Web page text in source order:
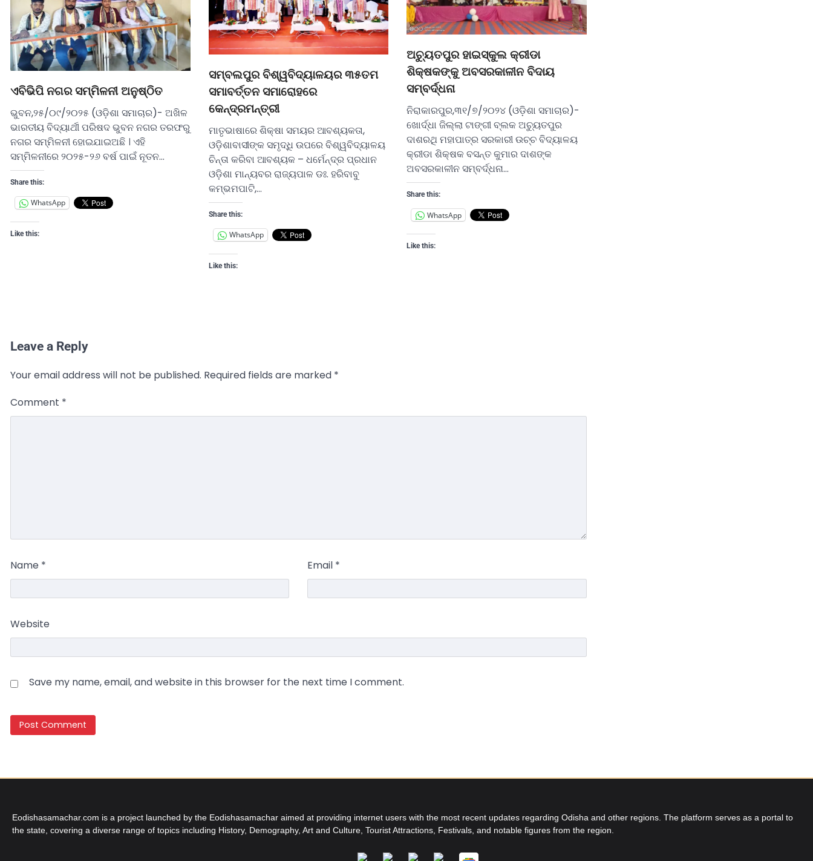
ଏବିଭିପି ନଗର ସମ୍ମିଳନୀ ଅନୁଷ୍ଠିତ
ଭୁବନ,୨୫/୦୯/୨୦୨୫ (ଓଡ଼ିଶା ସମାଚାର)- ଅଖିଳ
ଭାରତୀୟ ବିଦ୍ୟାର୍ଥୀ ପରିଷଦ ଭୁବନ ନଗର ତରଫରୁ
ନଗର ସମ୍ମିଳନୀ ହୋଇଯାଇଅଛି । ଏହି
ସମ୍ମିଳନୀରେ ୨୦୨୫-୨୬ ବର୍ଷ ପାଇଁ ନୂତନ…
Share this:
WhatsApp
Like this:
ସମ୍ବଲପୁର ବିଶ୍ୱବିଦ୍ୟାଳୟର ୩୫ତମ
ସମାବର୍ତ୍ତନ ସମାରୋହରେ
କେନ୍ଦ୍ରମନ୍ତ୍ରୀ
ମାତୃଭାଷାରେ ଶିକ୍ଷା ସମୟର ଆବଶ୍ୟକତା,
ଓଡ଼ିଶାବାସୀଙ୍କ ସମୃଦ୍ଧି ଉପରେ ବିଶ୍ୱବିଦ୍ୟାଳୟ
ଚିନ୍ତା କରିବା ଆବଶ୍ୟକ – ଧର୍ମେନ୍ଦ୍ର ପ୍ରଧାନ
ଓଡ଼ିଶା ମାନ୍ୟବର ରାଜ୍ୟପାଳ ଡଃ. ହରିବାବୁ
କମ୍ଭମପାଟି,…
Share this:
WhatsApp
Like this:
ଅଚ୍ୟୁତପୁର ହାଇସ୍କୁଲ କ୍ରୀଡା
ଶିକ୍ଷକଙ୍କୁ ଅବସରକାଳୀନ ବିଦାୟ
ସମ୍ବର୍ଦ୍ଧନା
ନିରାକାରପୁର,୩୧/୭/୨୦୨୪ (ଓଡ଼ିଶା ସମାଚାର)-
ଖୋର୍ଦ୍ଧା ଜିଲ୍ଲା ଟାଙ୍ଗୀ ବ୍ଲକ ଅଚ୍ୟୁତପୁର
ଦାଶରଥି ମହାପାତ୍ର ସରକାରୀ ଉଚ୍ଚ ବିଦ୍ୟାଳୟ
କ୍ରୀଡା ଶିକ୍ଷକ ବସନ୍ତ କୁମାର ଦାଶଙ୍କ
ଅବସରକାଳୀନ ସମ୍ବର୍ଦ୍ଧନା…
Share this:
WhatsApp
Like this:
Leave a Reply
Your email address will not be published. Required fields are marked *
Comment *
Name * Email *
Website
Save my name, email, and website in this browser for the next time I comment.
Eodishasamachar.com is a project launched by the Eodishasamachar aimed at providing internet users with the most recent updates regarding Odisha and other regions. The platform serves as a portal to
the state, covering a diverse range of topics including History, Demography, Art and Culture, Tourist Attractions, Festivals, and notable figures from the region.